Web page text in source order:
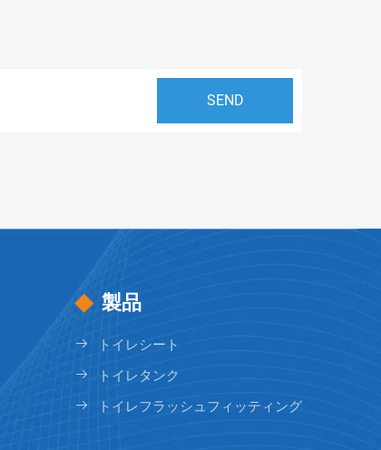
製品
トイレシート
トイレタンク
トイレフラッシュフィッティング